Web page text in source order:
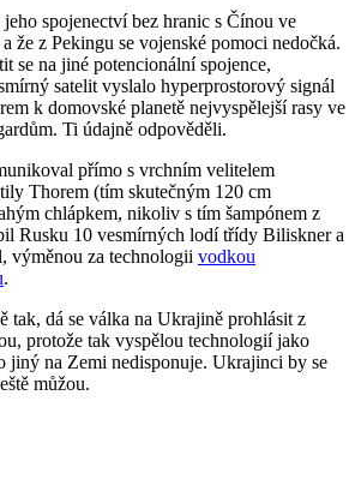
spojenectví bez hranic s Čínou ve
že z Pekingu se vojenské pomoci nedočká.
se na jiné potencionální spojence,
satelit vyslalo hyperprostorový signál
k domovské planetě nejvyspělejší rasy ve
Ti údajně odpověděli.
přímo s vrchním velitelem
Thorem (tím skutečným 120 cm
chlápkem, nikoliv s tím šampónem z
Rusku 10 vesmírných lodí třídy Biliskner a
výměnou za technologii vodkou
.
tak, dá se válka na Ukrajině prohlásit z
protože tak vyspělou technologií jako
jiný na Zemi nedisponuje. Ukrajinci by se
můžou.